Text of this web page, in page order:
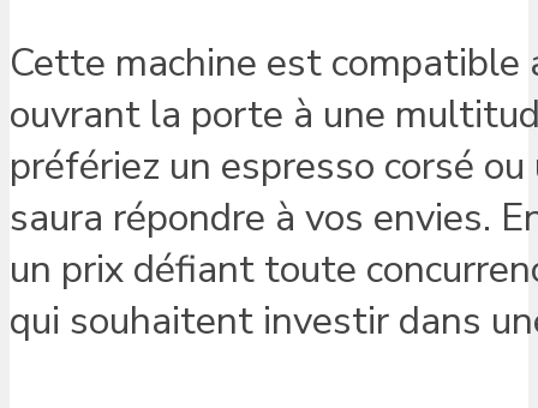
Cette machine est compatible
ouvrant la porte à une
préfériez un espresso corsé
saura répondre à vos envies.
un prix défiant toute
qui souhaitent investir dans